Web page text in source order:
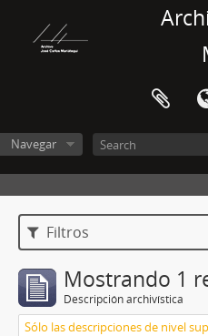
Navegar
Filtros
Mostrando 1
Descripción archivística
Sólo las descripciones de nivel